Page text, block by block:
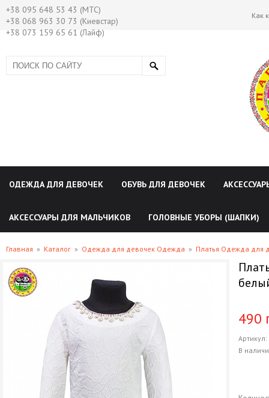
+38 095 648 53 43 (МТС)
+38 068 963 30 73 (Киевстар)
+38 073 159 65 61 (Лайф)
Как
ОДЕЖДА ДЛЯ ДЕВОЧЕК ОБУВЬ ДЛЯ ДЕВОЧЕК
АКСЕССУАРЫ ДЛЯ МАЛЬЧИКОВ ГОЛОВНЫЕ УБОРЫ (ШАПКИ)
Главная » Каталог » Одежда для девочек Одежда » Платья Одежда для
490
Артикул:
В